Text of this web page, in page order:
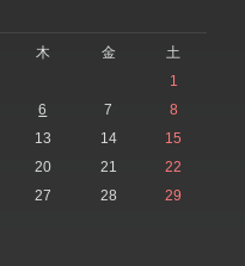
木 金
土
1
6 7
8
13 14
15
20 21
22
27 28
29